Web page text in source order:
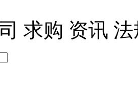
求购 资讯 法